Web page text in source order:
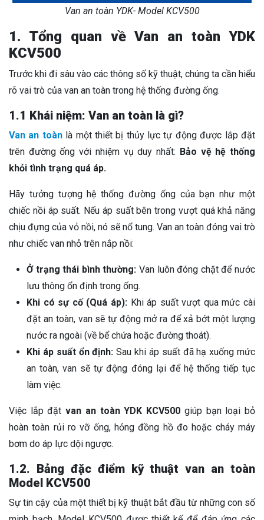
Van an toàn YDK- Model KCV500
1. Tổng quan về Van an toàn YDK
KCV500
Trước khi đi sâu vào các thông số kỹ thuật, chúng ta cần hiểu
rõ vai trò của van an toàn trong hệ thống đường ống.
1.1 Khái niệm: Van an toàn là gì?
Van an toànlà một thiết bị thủy lực tự động được lắp đặt
trên đường ống với nhiệm vụ duy nhất: Bảo vệ hệ thống
khỏi tình trạng quá áp.
Hãy tưởng tượng hệ thống đường ống của bạn như một
chiếc nồi áp suất. Nếu áp suất bên trong vượt quá khả năng
chịu đựng của vỏ nồi, nó sẽ nổ tung. Van an toàn đóng vai trò
như chiếc van nhỏ trên nắp nồi:
Ở trạng thái bình thường: Van luôn đóng chặt để nước
lưu thông ổn định trong ống.
Khi có sự cố (Quá áp):Khi áp suất vượt qua mức cài
đặt an toàn, van sẽ tự động mở ra để xả bớt một lượng
nước ra ngoài (về bể chứa hoặc đường thoát).
Khi áp suất ổn định: Sau khi áp suất đã hạ xuống mức
an toàn, van sẽ tự động đóng lại để hệ thống tiếp tục
làm việc.
Việc lắp đặtvan an toànYDK KCV500 giúp bạn loại bỏ
hoàn toàn rủi ro vỡ ống, hỏng đồng hồ đo hoặc cháy máy
bơm do áp lực dội ngược.
1.2. Bảng đặc điểm kỹ thuật van an toàn
Model KCV500
Sự tin cậy của một thiết bị kỹ thuật bắt đầu từ những con số